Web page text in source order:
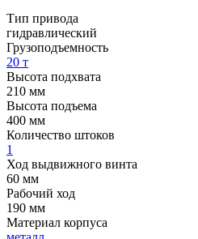
Тип привода
гидравлический
Грузоподъемность
20 т
Высота подхвата
210 мм
Высота подъема
400 мм
Количество штоков
1
Ход выдвижного винта
60 мм
Рабочий ход
190 мм
Материал корпуса